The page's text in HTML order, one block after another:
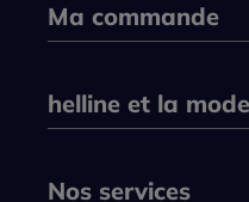
Ma commande
helline et la mode
Nos services